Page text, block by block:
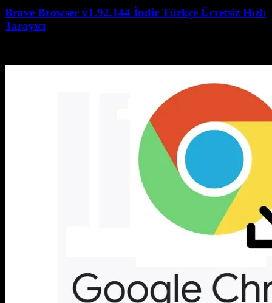
Brave Browser v1.92.144 İndir Türkçe Ücretsiz Hızlı
Tarayıcı